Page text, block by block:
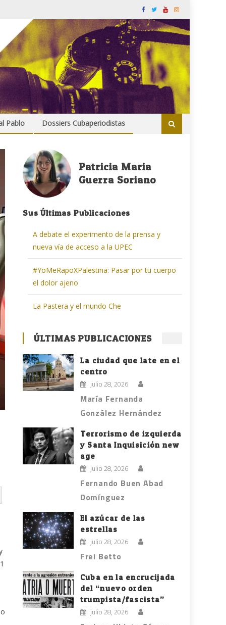
Pablo Dossiers Cubaperiodistas
Patricia Maria
Guerra Soriano
Sus Últimas Publicaciones
A debate el experimento de la prensa y
nueva vía de acceso a la UPEC
#YoMeRapoXPalestina: Pasar por tu cuerpo
el dolor ajeno
La Pastera y el mundo Che
ÚLTIMAS PUBLICACIONES
La ciudad que late en el
centro
julio 28, 2026
María Fernanda
González Hernández
Terrorismo de izquierda
y Santa Inquisición new
age
julio 28, 2026
Fernando Buen Abad
Domínguez
El azúcar de las
estrellas
julio 28, 2026
Frei Betto
Cuba en la encrucijada
del “nuevo orden
trumpista/fascista”
julio 28, 2026